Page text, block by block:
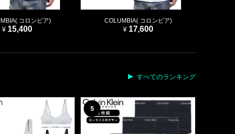
コロンビア)
15,400
COLUMBIA( コロンビア)
17,600
すべてのランキング
5